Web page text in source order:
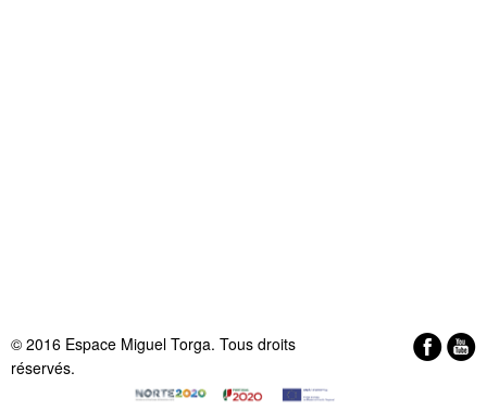
© 2016 Espace Miguel Torga. Tous droits
réservés.